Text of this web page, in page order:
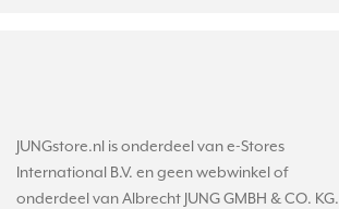
JUNGstore.nl is onderdeel van e-Stores
International B.V. en geen webwinkel of
onderdeel van Albrecht JUNG GMBH & CO. KG.